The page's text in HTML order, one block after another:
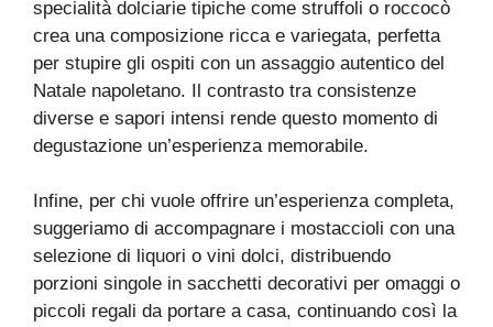
specialità dolciarie tipiche come struffoli o roccocò
crea una composizione ricca e variegata, perfetta
per stupire gli ospiti con un assaggio autentico del
Natale napoletano. Il contrasto tra consistenze
diverse e sapori intensi rende questo momento di
degustazione un’esperienza memorabile.
Infine, per chi vuole offrire un’esperienza completa,
suggeriamo di accompagnare i mostaccioli con una
selezione di liquori o vini dolci, distribuendo
porzioni singole in sacchetti decorativi per omaggi o
piccoli regali da portare a casa, continuando così la